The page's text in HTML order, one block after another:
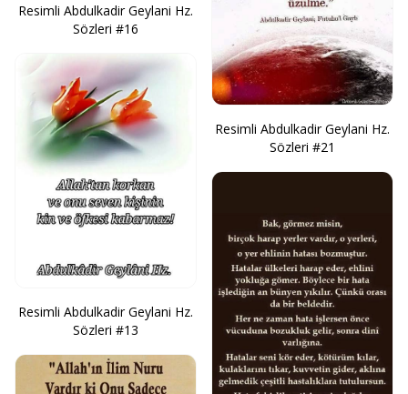
Resimli Abdulkadir Geylani Hz.
Sözleri #16
Resimli Abdulkadir Geylani Hz.
Sözleri #13
Resimli Abdulkadir Geylani Hz.
Sözleri #21